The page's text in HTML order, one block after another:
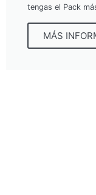
tengas el Pack
MÁS